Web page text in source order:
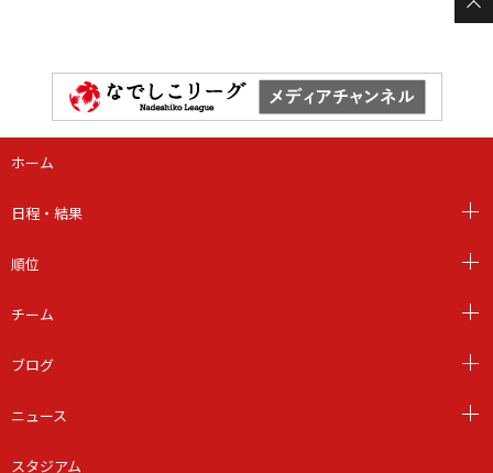
ホーム
日程・結果
順位
チーム
ブログ
ニュース
スタジアム